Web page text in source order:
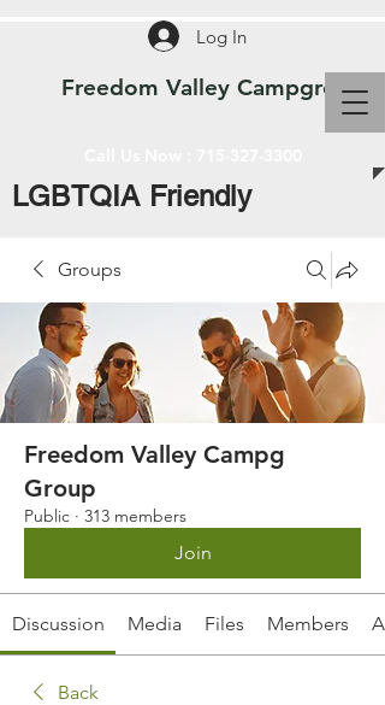
Freedom Valley Campground
Log In
LGBTQIA Friendly
Groups
Freedom Valley Campg
Group
Public · 313 members
Join
Discussion Media Files Members
Back